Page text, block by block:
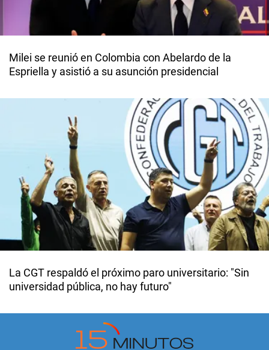
Milei se reunió en Colombia con Abelardo de la
Espriella y asistió a su asunción presidencial
La CGT respaldó el próximo paro universitario: "Sin
universidad pública, no hay futuro"